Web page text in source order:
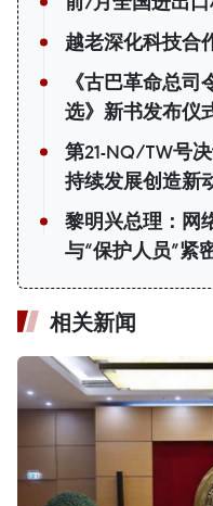
越老深化科技合
《古巴革命总司
选》新书发布仪
第21-NQ/TW号
持续发展创造新
黎明兴总理：网
与“保护人员”紧
相关新闻